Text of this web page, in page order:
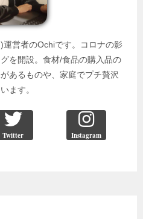
営者のOchiです。コロナの影
を開設。食材/食品の購入品の
あるものや、家庭でプチ贅沢
ます。
Twitter Instagram